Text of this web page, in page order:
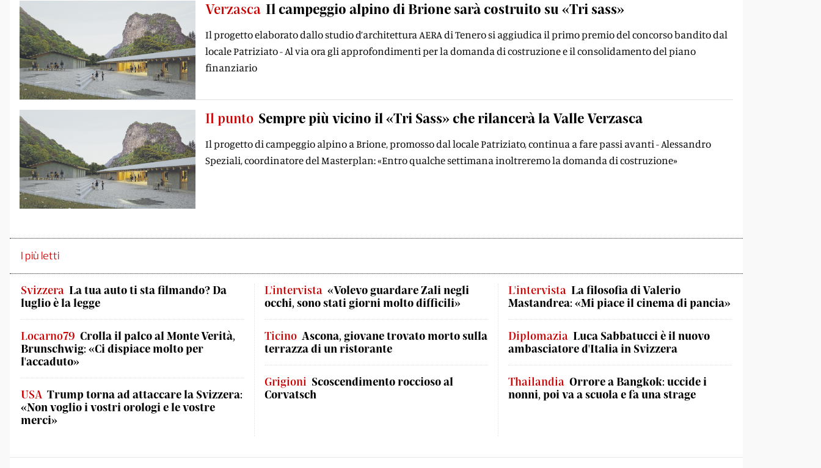
Verzasca Il campeggio alpino di Brione sarà costruito su «Tri sass»
Il progetto elaborato dallo studio d’architettura AERA di Tenero si aggiudica il primo premio del concorso bandito dal
locale Patriziato - Al via ora gli approfondimenti per la domanda di costruzione e il consolidamento del piano
finanziario
Il punto Sempre più vicino il «Tri Sass» che rilancerà la Valle Verzasca
Il progetto di campeggio alpino a Brione, promosso dal locale Patriziato, continua a fare passi avanti - Alessandro
Speziali, coordinatore del Masterplan: «Entro qualche settimana inoltreremo la domanda di costruzione»
I più letti
Svizzera La tua auto ti sta filmando? Da
luglio è la legge
Locarno79 Crolla il palco al Monte Verità,
Brunschwig: «Ci dispiace molto per
l'accaduto»
USA Trump torna ad attaccare la Svizzera:
«Non voglio i vostri orologi e le vostre
merci»
L'intervista «Volevo guardare Zali negli
occhi, sono stati giorni molto difficili»
Ticino Ascona, giovane trovato morto sulla
terrazza di un ristorante
Grigioni Scoscendimento roccioso al
Corvatsch
L'intervista La filosofia di Valerio
Mastandrea: «Mi piace il cinema di pancia»
Diplomazia Luca Sabbatucci è il nuovo
ambasciatore d'Italia in Svizzera
Thailandia Orrore a Bangkok: uccide i
nonni, poi va a scuola e fa una strage